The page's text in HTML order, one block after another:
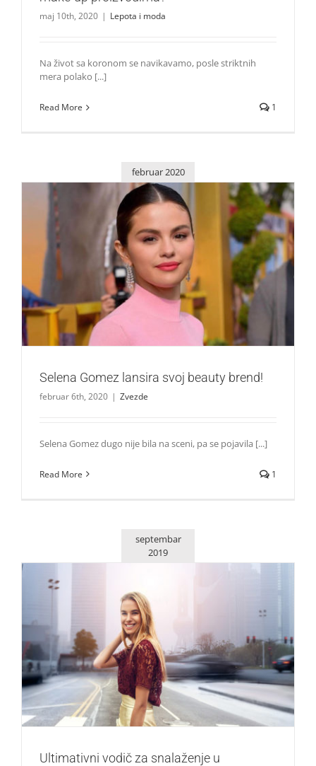
maj 10th, 2020 | Lepota i moda
Na život sa koronom se navikavamo, posle striktnih
mera polako [...]
Read More 1
februar 2020
Selena Gomez lansira svoj beauty brend!
Zvezde
Selena Gomez lansira svoj beauty brend!
februar 6th, 2020 | Zvezde
Selena Gomez dugo nije bila na sceni, pa se pojavila [...]
Read More 1
septembar
2019
Ultimativni vodič za snalaženje u drogerijama
Lepota i moda
Ultimativni vodič za snalaženje u